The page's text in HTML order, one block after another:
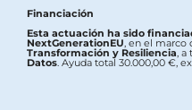
Financiación
Esta actuación ha sido
NextGenerationEU, en el marco
Transformación y Resiliencia, a
Datos. Ayuda total 30.000,00 €,